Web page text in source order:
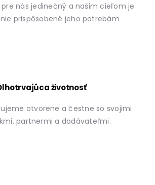
pre nás jedinečný a našim cieľom je
prispôsobené jeho potrebám
životnosť
otvorene a čestne so svojimi
partnermi a dodávateľmi.